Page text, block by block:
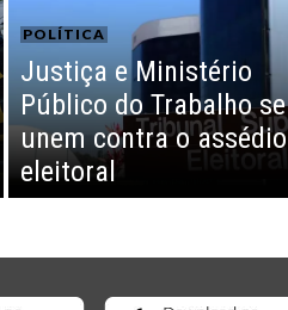
POLÍTICA
Justiça e Ministério
Público do Trabalho se
unem contra o assédio
eleitoral